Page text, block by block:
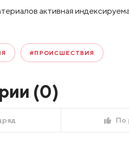
активная
#ПРОИСШЕСТВИЯ
(0)
По